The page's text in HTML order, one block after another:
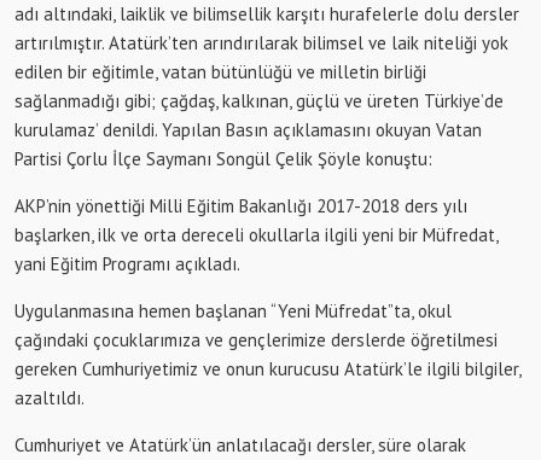
adı altındaki, laiklik ve bilimsellik karşıtı hurafelerle dolu dersler
artırılmıştır. Atatürk’ten arındırılarak bilimsel ve laik niteliği yok
edilen bir eğitimle, vatan bütünlüğü ve milletin birliği
sağlanmadığı gibi; çağdaş, kalkınan, güçlü ve üreten Türkiye’de
kurulamaz’ denildi. Yapılan Basın açıklamasını okuyan Vatan
Partisi Çorlu İlçe Saymanı Songül Çelik Şöyle konuştu:
AKP’nin yönettiği Milli Eğitim Bakanlığı 2017-2018 ders yılı
başlarken, ilk ve orta dereceli okullarla ilgili yeni bir Müfredat,
yani Eğitim Programı açıkladı.
Uygulanmasına hemen başlanan “Yeni Müfredat”ta, okul
çağındaki çocuklarımıza ve gençlerimize derslerde öğretilmesi
gereken Cumhuriyetimiz ve onun kurucusu Atatürk’le ilgili bilgiler,
azaltıldı.
Cumhuriyet ve Atatürk’ün anlatılacağı dersler, süre olarak